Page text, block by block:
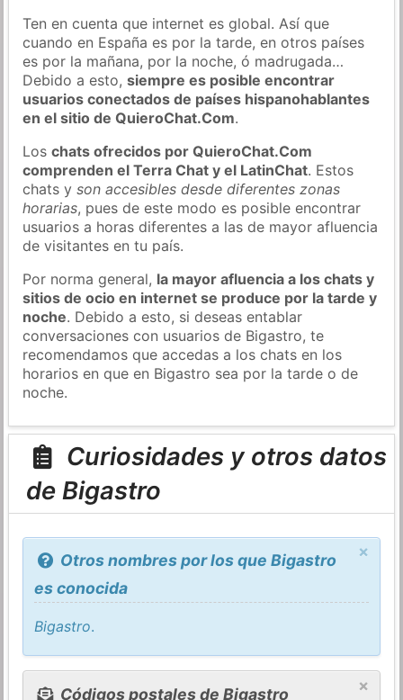
Ten en cuenta que internet es global. Así que
cuando en España es por la tarde, en otros países
es por la mañana, por la noche, ó madrugada…
Debido a esto,siempre es posible encontrar
usuarios conectados de países hispanohablantes
en el sitio de QuieroChat.Com.
Loschats ofrecidos por QuieroChat.Com
comprenden el Terra Chat y el LatinChat. Estos
chats yson accesibles desde diferentes zonas
horarias, pues de este modo es posible encontrar
usuarios a horas diferentes a las de mayor afluencia
de visitantes en tu país.
Por norma general, la mayor afluencia a los chats y
sitios de ocio en internet se produce por la tarde y
noche. Debido a esto, si deseas entablar
conversaciones con usuarios de Bigastro, te
recomendamos que accedas a los chats en los
horarios en que en Bigastro sea por la tarde o de
noche.
Curiosidades y otros datos
de Bigastro
×
Otros nombres por los que Bigastro
es conocida
Bigastro.
×
Códigos postales de Bigastro